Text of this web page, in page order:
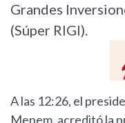
Grandes
(Súper RIGI).
A las 12:26, el
Menem, acreditó la